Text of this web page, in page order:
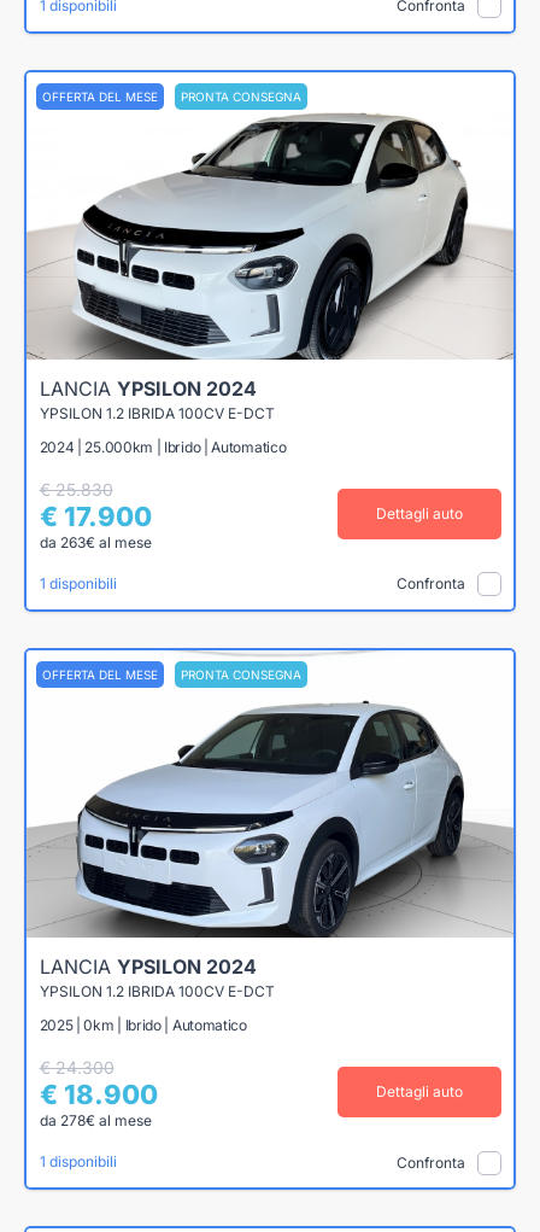
1 disponibili Confronta
OFFERTA DEL MESE PRONTA CONSEGNA
LANCIA YPSILON 2024
YPSILON 1.2 IBRIDA 100CV E-DCT
2024 | 25.000km | Ibrido | Automatico
€ 25.830
€ 17.900
da 263€ al mese
Dettagli auto
1 disponibili Confronta
OFFERTA DEL MESE PRONTA CONSEGNA
LANCIA YPSILON 2024
YPSILON 1.2 IBRIDA 100CV E-DCT
2025 | 0km | Ibrido | Automatico
€ 24.300
€ 18.900
da 278€ al mese
Dettagli auto
1 disponibili Confronta